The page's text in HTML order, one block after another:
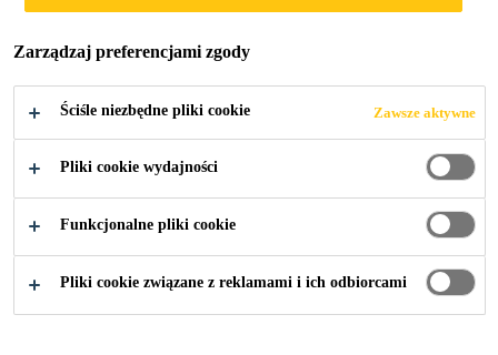
Przemysł Referencje Industry
Rozwiązania Sika:
Zarządzaj preferencjami zgody
Ściśle niezbędne pliki cookie Zawsze aktywne
Pliki cookie wydajności
Funkcjonalne pliki cookie
Pliki cookie związane z reklamami i ich odbiorcami